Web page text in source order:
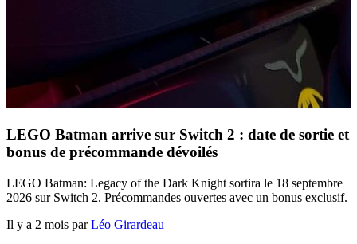
LEGO Batman arrive sur Switch 2 : date de sortie et
bonus de précommande dévoilés
LEGO Batman: Legacy of the Dark Knight sortira le 18 septembre
2026 sur Switch 2. Précommandes ouvertes avec un bonus exclusif.
Il y a 2 mois parLéo Girardeau